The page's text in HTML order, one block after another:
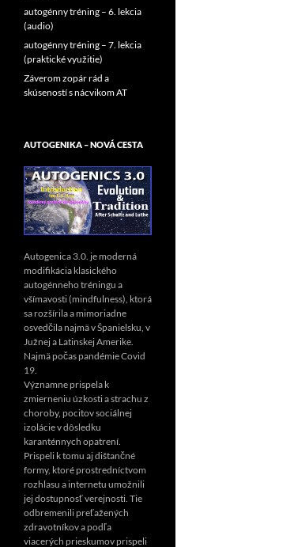
autogénny tréning – 6. lekcia
(audio)
autogénny tréning – 7. lekcia
(praktické využitie)
Záverom zopár rád a
skúseností s nácvikom AT
AUTOGENIKA – NOVÁ CESTA
Autogenica 3.0. je moderná
modifikácia klasického
autogénneho tréningu a
všímavosti (mindfulness), ktorá
sa rozšírila a mimoriadne
osvedčila najmä v Španielsku, v
Južnej a Latinskej Amerike.
Najmä počas pandémie Covid
19.
Významne prispela k
zmierneniu úzkosti a strachu z
choroby, pocitov sociálnej
izolácie v dôsledku
karanténnych opatrení.
Prispeli k tomu aj dištančné
formy, ktoré prostredníctvom
rozhlasu a internetu umožnili
jej dostupnosť verejnosti. Tie
odbremenili preťažených
zdravotníkov a podľa
viacerých prieskumov prispeli